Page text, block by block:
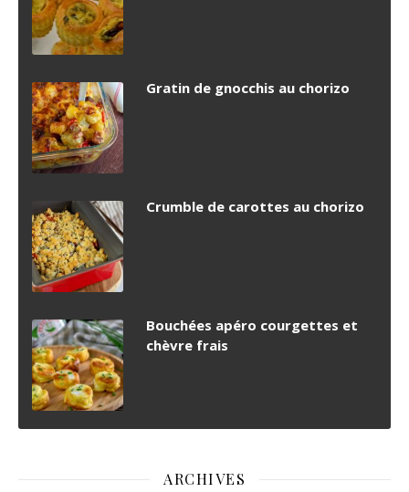
Gratin de gnocchis au chorizo
Crumble de carottes au chorizo
Bouchées apéro courgettes et
chèvre frais
ARCHIVES